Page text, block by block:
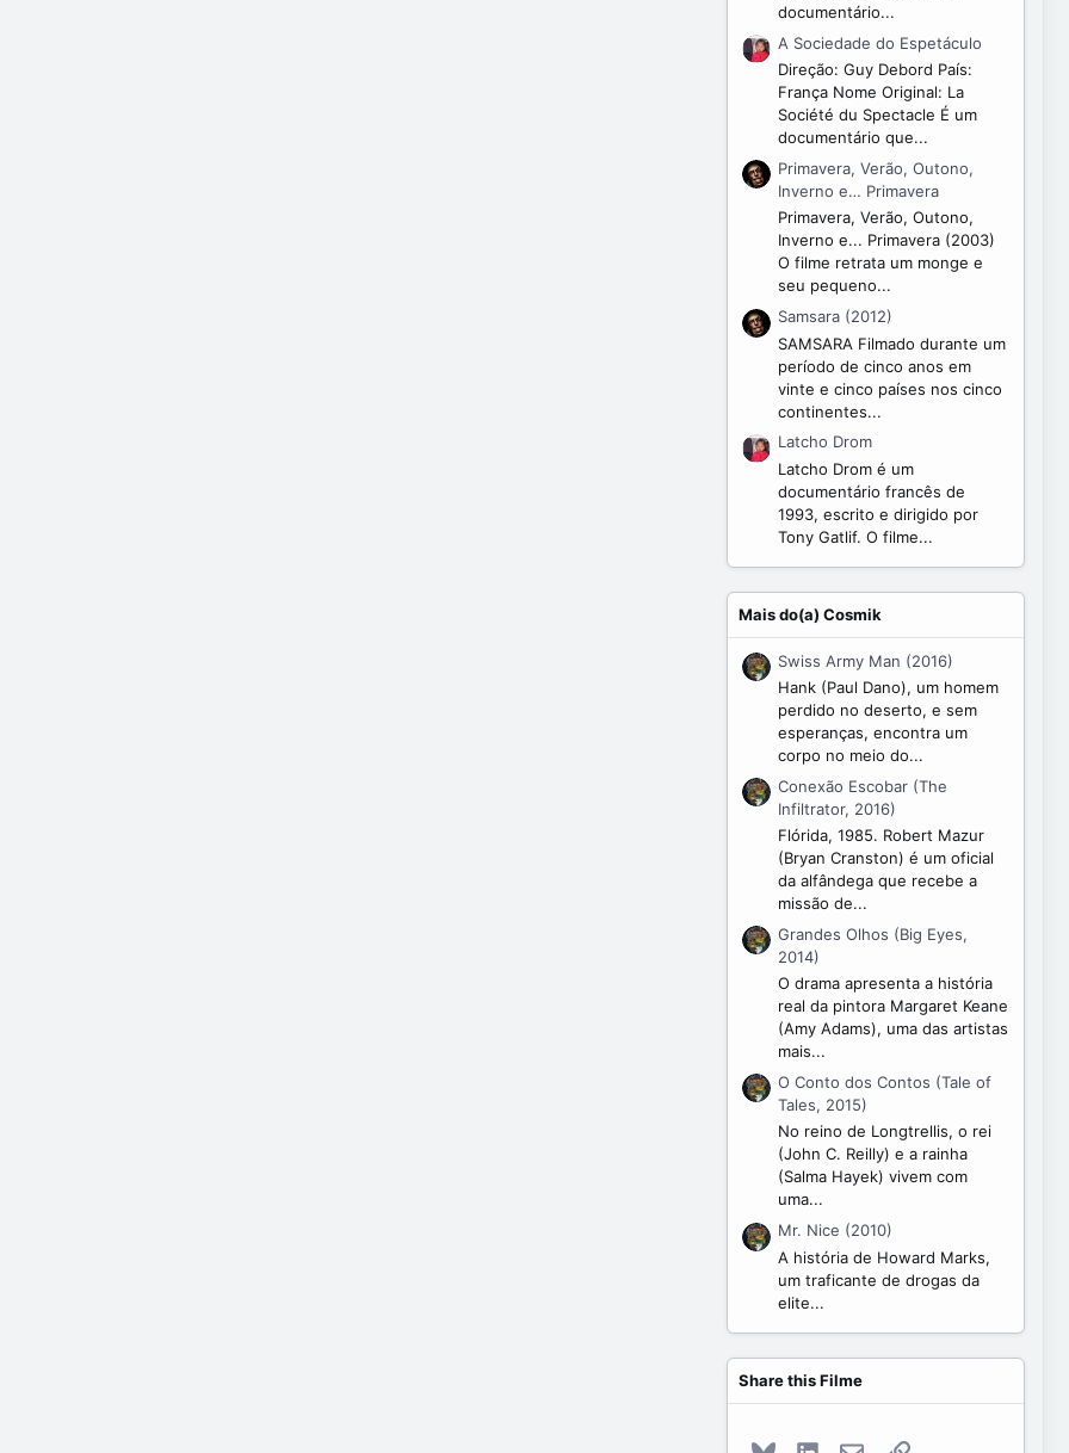
documentário...
A Sociedade do Espetáculo
Direção: Guy Debord País:
França Nome Original: La
Société du Spectacle É um
documentário que...
Primavera, Verão, Outono,
Inverno e… Primavera
Primavera, Verão, Outono,
Inverno e... Primavera (2003)
O filme retrata um monge e
seu pequeno...
Samsara (2012)
SAMSARA Filmado durante um
período de cinco anos em
vinte e cinco países nos cinco
continentes...
Latcho Drom
Latcho Drom é um
documentário francês de
1993, escrito e dirigido por
Tony Gatlif. O filme...
Mais do(a) Cosmik
Swiss Army Man (2016)
Hank (Paul Dano), um homem
perdido no deserto, e sem
esperanças, encontra um
corpo no meio do...
Conexão Escobar (The
Infiltrator, 2016)
Flórida, 1985. Robert Mazur
(Bryan Cranston) é um oficial
da alfândega que recebe a
missão de...
Grandes Olhos (Big Eyes,
2014)
O drama apresenta a história
real da pintora Margaret Keane
(Amy Adams), uma das artistas
mais...
O Conto dos Contos (Tale of
Tales, 2015)
No reino de Longtrellis, o rei
(John C. Reilly) e a rainha
(Salma Hayek) vivem com
uma...
Mr. Nice (2010)
A história de Howard Marks,
um traficante de drogas da
elite...
Share this Filme